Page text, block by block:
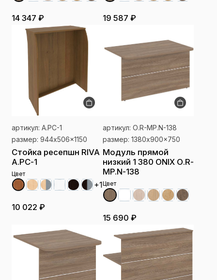
14 347 ₽ 19 587 ₽
артикул: А.РС-1
размер: 944x506x1150
Стойка ресепшн RIVA
А.РС-1
Цвет
+1
10 022 ₽
артикул: О.R-MP.N-138
размер: 1380x900x750
Модуль прямой
низкий 1 380 ONIX О.R-
MP.N-138
Цвет
15 690 ₽